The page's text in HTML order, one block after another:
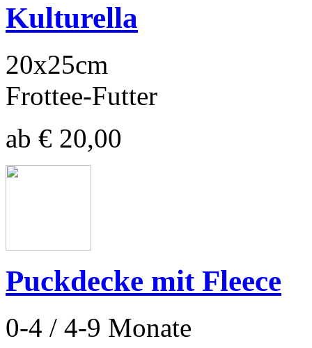
Kulturella
20x25cm
Frottee-Futter
ab € 20,00
Puckdecke mit Fleece
0-4 / 4-9 Monate